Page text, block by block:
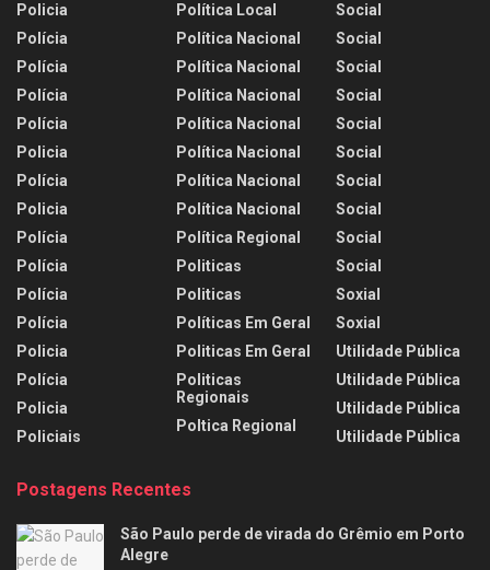
Policia
Polícia
Polícia
Polícia
Polícia
Policia
Polícia
Policia
Polícia
Polícia
Polícia
Polícia
Policia
Polícia
Policia
Policiais
Política Local
Política Nacional
Política Nacional
Política Nacional
Política Nacional
Política Nacional
Política Nacional
Política Nacional
Política Regional
Politicas
Politicas
Políticas Em Geral
Politicas Em Geral
Politicas
Regionais
Poltica Regional
Social
Social
Social
Social
Social
Social
Social
Social
Social
Social
Soxial
Soxial
Utilidade Pública
Utilidade Pública
Utilidade Pública
Utilidade Pública
Postagens Recentes
São Paulo perde de virada do Grêmio em Porto
Alegre